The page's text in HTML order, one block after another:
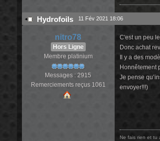
Hydrofoils 11 Fév 2021 18:06
nitro78
Hors Ligne
Membre platinium
Messages : 2915
Remerciements reçus 1061
C'est un peu
Donc achat
Il y a des
Honnêtement
Je pense
envoyer!!!)
Ne fais rien et tu